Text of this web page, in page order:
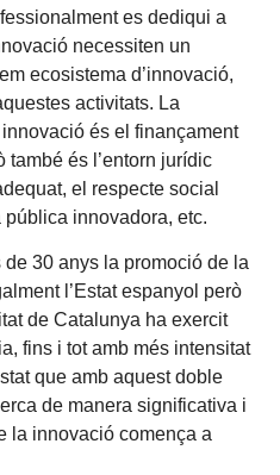
es dediqui a
necessiten un
ecosistema d’innovació,
activitats. La
és el finançament
també és l’entorn jurídic
el respecte social
innovadora, etc.
30 anys la promoció de la
l’Estat espanyol però
de Catalunya ha exercit
fins i tot amb més intensitat
que amb aquest doble
de manera significativa i
la innovació comença a